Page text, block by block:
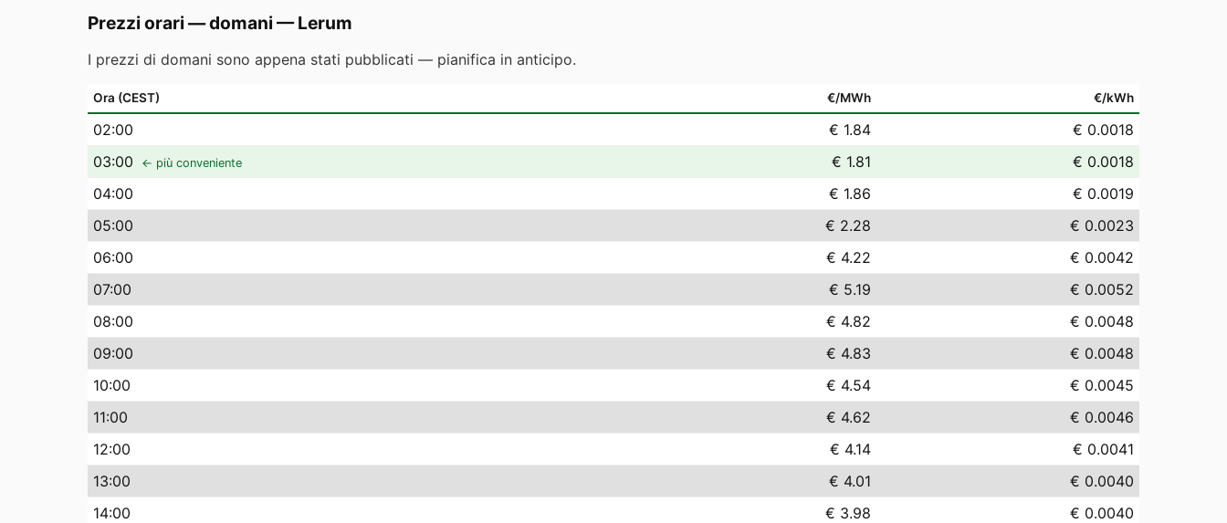
Prezzi orari — domani —Lerum
I prezzi di domani sono appena stati pubblicati — pianifica in anticipo.
Ora (CEST) €/MWh €/kWh
02:00 € 1.84
€ 0.0018
03:00 ← più conveniente € 1.81
€ 0.0018
04:00 € 1.86
€ 0.0019
05:00 € 2.28
€ 0.0023
06:00 € 4.22
€ 0.0042
07:00 € 5.19
€ 0.0052
08:00 € 4.82
€ 0.0048
09:00 € 4.83
€ 0.0048
10:00 € 4.54
€ 0.0045
11:00 € 4.62
€ 0.0046
12:00 € 4.14
€ 0.0041
13:00 € 4.01
€ 0.0040
14:00 € 3.98
€ 0.0040